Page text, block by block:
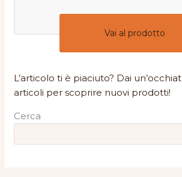
Vai al prodotto
L’articolo ti è piaciuto? Dai
articoli per scoprire nuovi prodotti!
Cerca